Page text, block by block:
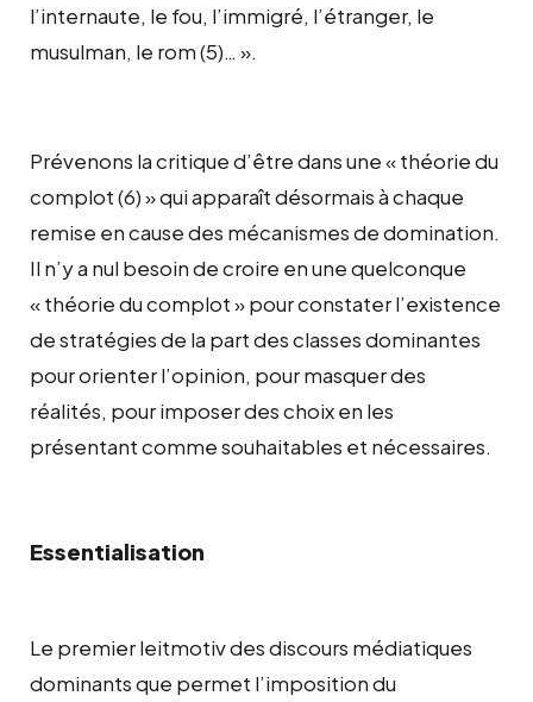
l’internaute, le fou, l’immigré, l’étranger, le
musulman, le rom (5)… ».
Prévenons la critique d’être dans une « théorie du
complot (6) » qui apparaît désormais à chaque
remise en cause des mécanismes de domination.
Il n’y a nul besoin de croire en une quelconque
« théorie du complot » pour constater l’existence
de stratégies de la part des classes dominantes
pour orienter l’opinion, pour masquer des
réalités, pour imposer des choix en les
présentant comme souhaitables et nécessaires.
Essentialisation
Le premier leitmotiv des discours médiatiques
dominants que permet l’imposition du